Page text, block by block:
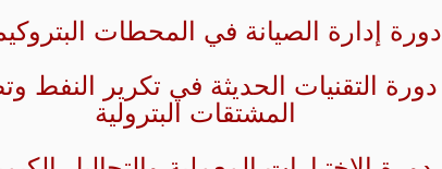
دورة إدارة الصيانة في المحطات
دورة التقنيات الحديثة في تكرير النفط
المشتقات البترولية